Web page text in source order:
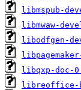
libmspub-
libmwaw-
libodfgen-
libqxp-doc-
libreoffice-